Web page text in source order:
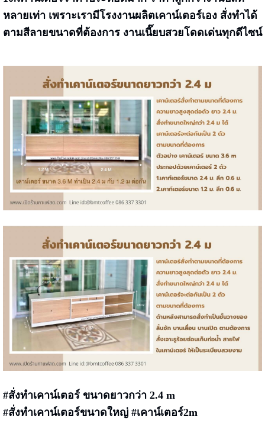
หลายเท่า เพราะเรามีโรงงานผลิตเคาน์เตอร์เอง สั่งทำได้
ตามสีลายขนาดที่ต้องการ งานเนี๊ยบสวยโดดเด่นทุกดีไซน์
#สั่งทำเคาน์เตอร์ ขนาดยาวกว่า 2.4 m
#สั่งทำเคาน์เตอร์ขนาดใหญ่ #เคาน์เตอร์2m